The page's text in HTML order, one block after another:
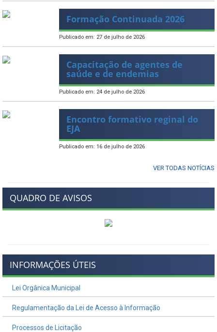
Formação Continuada 2026
Publicado em: 27 de julho de 2026
Capacitação de agentes de
saúde e de endemias
Publicado em: 24 de julho de 2026
Encontro formativo reginal do
EJA
Publicado em: 16 de julho de 2026
VER TODAS NOTÍCIAS
QUADRO DE AVISOS
INFORMAÇÕES ÚTEIS
Lei Orgânica Municipal
Regulamentação da Lei de Acesso à Informação
Processos de Licitação